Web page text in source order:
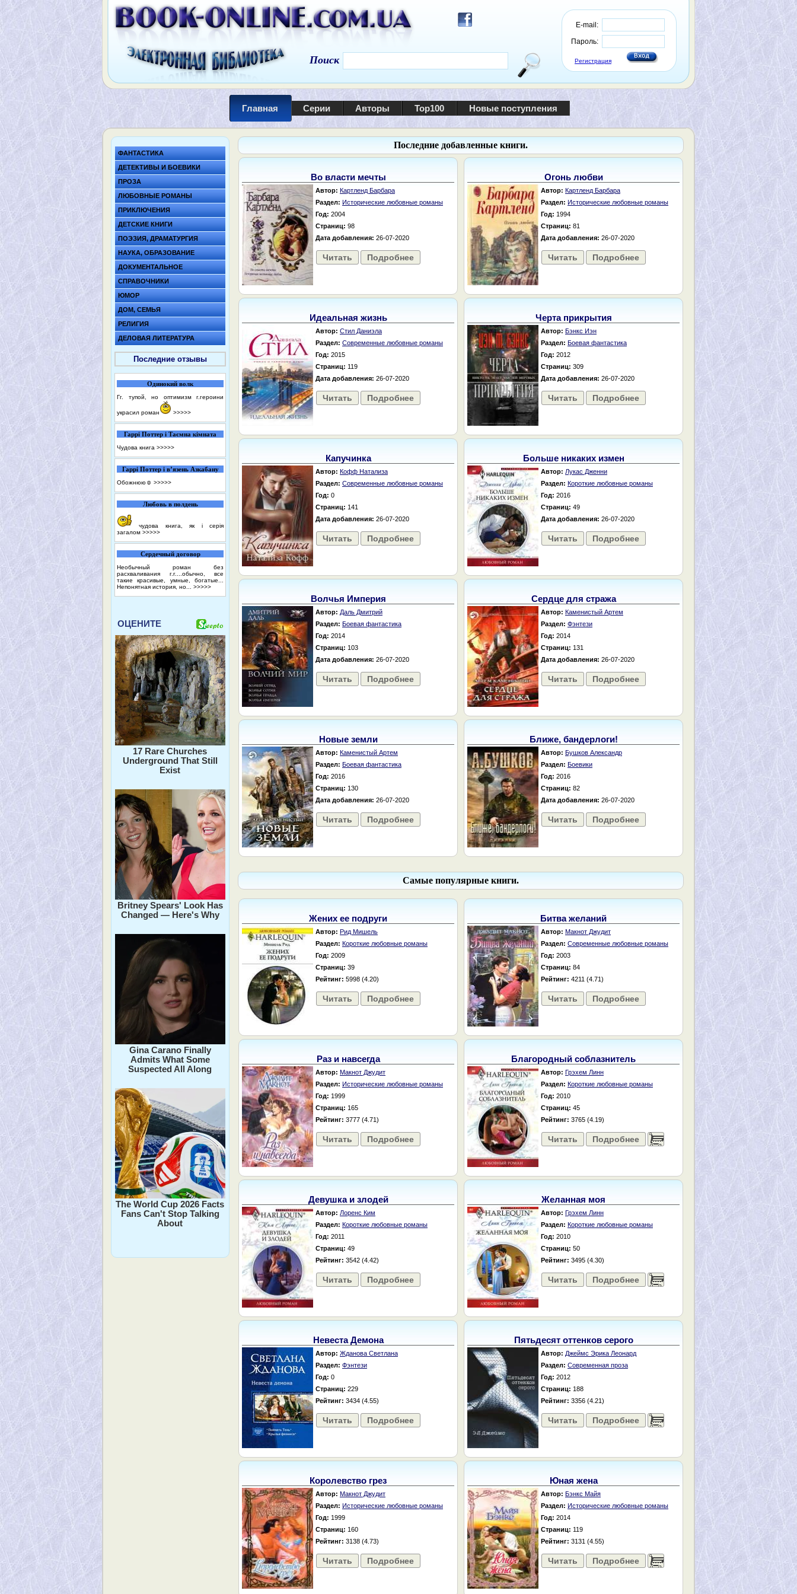
E-mail:
Пароль:
Регистрация
Поиск
Главная Серии Авторы Top100 Новые поступления
ФАНТАСТИКА
ДЕТЕКТИВЫ И БОЕВИКИ
ПРОЗА
ЛЮБОВНЫЕ РОМАНЫ
ПРИКЛЮЧЕНИЯ
ДЕТСКИЕ КНИГИ
ПОЭЗИЯ, ДРАМАТУРГИЯ
НАУКА, ОБРАЗОВАНИЕ
ДОКУМЕНТАЛЬНОЕ
СПРАВОЧНИКИ
ЮМОР
ДОМ, СЕМЬЯ
РЕЛИГИЯ
ДЕЛОВАЯ ЛИТЕРАТУРА
Последние отзывы
Одинокий волк
Гг. тупой, но оптимизм г.героини
украсил роман >>>>>
Гаррі Поттер і Таємна кімната
Чудова книга >>>>>
Гаррі Поттер і в’язень Азкабану
Обожнюю☺️ >>>>>
Любовь в полдень
чудова книга, як і серія
загалом >>>>>
Сердечный договор
Необычный роман без
расхваливания г.г....обычно, все
такие красивые, умные, богатые...
Непонятная история, но... >>>>>
ОЦЕНИТЕ
17 Rare Churches
Underground That Still
Exist
Britney Spears' Look Has
Changed — Here's Why
Gina Carano Finally
Admits What Some
Suspected All Along
The World Cup 2026 Facts
Fans Can't Stop Talking
About
Последние добавленные книги.
Во власти мечты
Автор: Картленд Барбара
Раздел: Исторические любовные романы
Год: 2004
Страниц: 98
Дата добавления: 26-07-2020
Читать Подробнее
Огонь любви
Автор: Картленд Барбара
Раздел: Исторические любовные романы
Год: 1994
Страниц: 81
Дата добавления: 26-07-2020
Читать Подробнее
Идеальная жизнь
Автор: Стил Даниэла
Раздел: Современные любовные романы
Год: 2015
Страниц: 119
Дата добавления: 26-07-2020
Читать Подробнее
Черта прикрытия
Автор: Бэнкс Иэн
Раздел: Боевая фантастика
Год: 2012
Страниц: 309
Дата добавления: 26-07-2020
Читать Подробнее
Капучинка
Автор: Кофф Натализа
Раздел: Современные любовные романы
Год: 0
Страниц: 141
Дата добавления: 26-07-2020
Читать Подробнее
Больше никаких измен
Автор: Лукас Дженни
Раздел: Короткие любовные романы
Год: 2016
Страниц: 49
Дата добавления: 26-07-2020
Читать Подробнее
Волчья Империя
Автор: Даль Дмитрий
Раздел: Боевая фантастика
Год: 2014
Страниц: 103
Дата добавления: 26-07-2020
Читать Подробнее
Сердце для стража
Автор: Каменистый Артем
Раздел: Фэнтези
Год: 2014
Страниц: 131
Дата добавления: 26-07-2020
Читать Подробнее
Новые земли
Автор: Каменистый Артем
Раздел: Боевая фантастика
Год: 2016
Страниц: 130
Дата добавления: 26-07-2020
Читать Подробнее
Ближе, бандерлоги!
Автор: Бушков Александр
Раздел: Боевики
Год: 2016
Страниц: 82
Дата добавления: 26-07-2020
Читать Подробнее
Самые популярные книги.
Жених ее подруги
Автор: Рид Мишель
Раздел: Короткие любовные романы
Год: 2009
Страниц: 39
Рейтинг: 5998 (4.20)
Читать Подробнее
Битва желаний
Автор: Макнот Джудит
Раздел: Современные любовные романы
Год: 2003
Страниц: 84
Рейтинг: 4211 (4.71)
Читать Подробнее
Раз и навсегда
Автор: Макнот Джудит
Раздел: Исторические любовные романы
Год: 1999
Страниц: 165
Рейтинг: 3777 (4.71)
Читать Подробнее
Благородный соблазнитель
Автор: Грэхем Линн
Раздел: Короткие любовные романы
Год: 2010
Страниц: 45
Рейтинг: 3765 (4.19)
Читать Подробнее ......
Девушка и злодей
Автор: Лоренс Ким
Раздел: Короткие любовные романы
Год: 2011
Страниц: 49
Рейтинг: 3542 (4.42)
Читать Подробнее
Желанная моя
Автор: Грэхем Линн
Раздел: Короткие любовные романы
Год: 2010
Страниц: 50
Рейтинг: 3495 (4.30)
Читать Подробнее ......
Невеста Демона
Автор: Жданова Светлана
Раздел: Фэнтези
Год: 0
Страниц: 229
Рейтинг: 3434 (4.55)
Читать Подробнее
Пятьдесят оттенков серого
Автор: Джеймс Эрика Леонард
Раздел: Современная проза
Год: 2012
Страниц: 188
Рейтинг: 3356 (4.21)
Читать Подробнее ......
Королевство грез
Автор: Макнот Джудит
Раздел: Исторические любовные романы
Год: 1999
Страниц: 160
Рейтинг: 3138 (4.73)
Читать Подробнее
Юная жена
Автор: Бэнкс Майя
Раздел: Исторические любовные романы
Год: 2014
Страниц: 119
Рейтинг: 3131 (4.55)
Читать Подробнее ......